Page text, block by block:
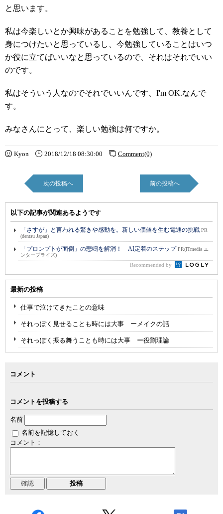
と思います。
私は今楽しいとか興味があることを勉強して、教養として
身につけたいと思っているし、今勉強していることはいつ
か役に立てばいいなと思っているので、それはそれでいい
のです。
私はそういう人なのでそれでいいんです、I'm OK.なんで
す。
みなさんにとって、楽しい勉強は何ですか。
Kyon 2018/12/18 08:30:00 Comment(0)
次の投稿へ 前の投稿へ
以下の記事が関連あるようです
「さすが」と言われる驚きや感動を。新しい価値を生む電通の挑戦 PR
(dentsu Japan)
「プロンプトが面倒」の悲鳴を解消！ AI定着のステップPR(ITmedia エ
ンタープライズ)
Recommended by
最新の投稿
仕事で泣けてきたことの意味
それっぽく見せることも時には大事 ーメイクの話
それっぽく振る舞うことも時には大事 ー役割理論
コメント
コメントを投稿する
名前
名前を記憶しておく
コメント：